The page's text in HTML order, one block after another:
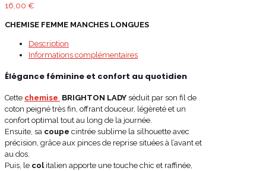
16,00 €
CHEMISE FEMME MANCHES LONGUES
Description
Informations complémentaires
Élégance féminine et confort au quotidien
Cette chemise BRIGHTON LADY séduit par son fil de
coton peigné très fin, offrant douceur, légèreté et un
confort optimal tout au long de la journée.
Ensuite, sa coupe cintrée sublime la silhouette avec
précision, grâce aux pinces de reprise situées à l’avant et
au dos.
Puis, le colitalien apporte une touche chic et raffinée,